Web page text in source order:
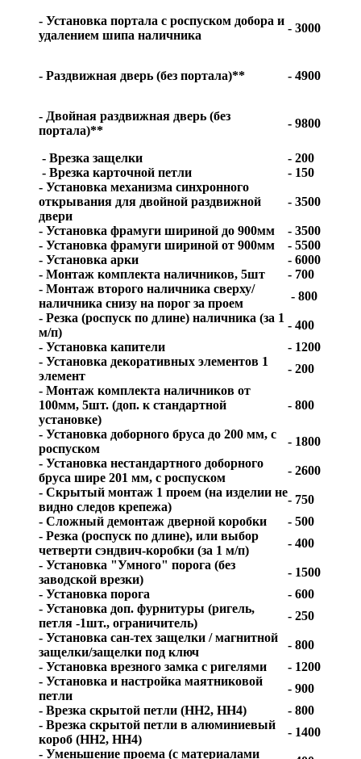
- Установка портала с роспуском добора и
удалением шипа наличника
- 3000
- Раздвижная дверь (без портала)** - 4900
- Двойная раздвижная дверь (без
портала)**
- 9800
- Врезка защелки
- 200
- Врезка карточной петли
- 150
- Установка механизма синхронного
открывания для двойной раздвижной
двери
- 3500
- Установка фрамуги шириной до 900мм
- 3500
- Установка фрамуги шириной от 900мм
- 5500
- Установка арки
- 6000
- Монтаж комплекта наличников, 5шт
- 700
- Монтаж второго наличника сверху/
наличника снизу на порог за проем
- 800
- Резка (роспуск по длине) наличника (за 1
м/п)
- 400
- Установка капители
- 1200
- Установка декоративных элементов 1
элемент
- 200
- Монтаж комплекта наличников от
100мм, 5шт. (доп. к стандартной
установке)
- 800
- Установка доборного бруса до 200 мм, с
роспуском
- 1800
- Установка нестандартного доборного
бруса шире 201 мм, с роспуском
- 2600
- Скрытый монтаж 1 проем (на изделии не
видно следов крепежа)
- 750
- Сложный демонтаж дверной коробки
- 500
- Резка (роспуск по длине), или выбор
четверти сэндвич-коробки (за 1 м/п)
- 400
- Установка "Умного" порога (без
заводской врезки)
- 1500
- Установка порога
- 600
- Установка доп. фурнитуры (ригель,
петля -1шт., ограничитель)
- 250
- Установка сан-тех защелки / магнитной
защелки/защелки под ключ
- 800
- Установка врезного замка с ригелями
- 1200
- Установка и настройка маятниковой
петли
- 900
- Врезка скрытой петли (HH2, HH4)
- 800
- Врезка скрытой петли в алюминиевый
короб (HH2, HH4)
- 1400
- Уменьшение проема (с материалами